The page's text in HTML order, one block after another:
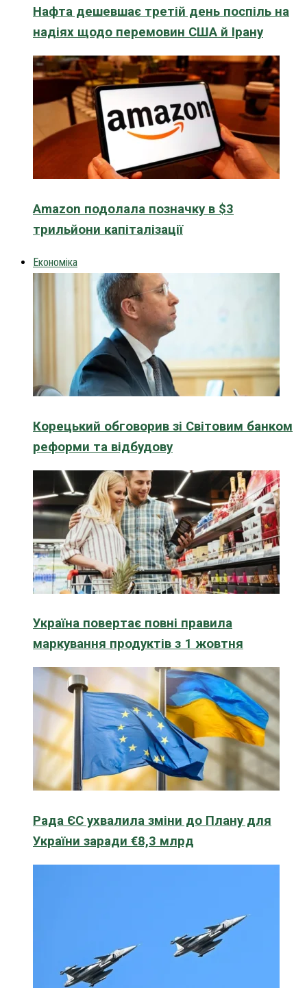
Нафта дешевшає третій день поспіль на
надіях щодо перемовин США й Ірану
Amazon подолала позначку в $3
трильйони капіталізації
Економіка
Корецький обговорив зі Світовим банком
реформи та відбудову
Україна повертає повні правила
маркування продуктів з 1 жовтня
Рада ЄС ухвалила зміни до Плану для
України заради €8,3 млрд